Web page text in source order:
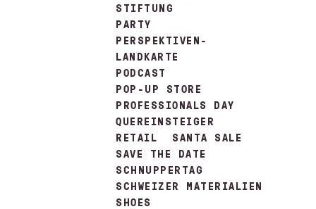
STIFTUNG
PARTY
PERSPEKTIVEN-
LANDKARTE
PODCAST
POP-UP STORE
PROFESSIONALS DAY
QUEREINSTEIGER
RETAIL
SANTA SALE
SAVE THE DATE
SCHNUPPERTAG
SCHWEIZER MATERIALIEN
SHOES